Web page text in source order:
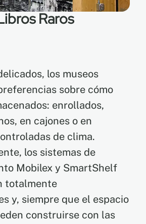
Raros
los museos
sobre cómo
enrollados,
en cajones o en
de clima.
los sistemas de
Mobilex y SmartShelf
totalmente
y, siempre que el espacio
construirse con las